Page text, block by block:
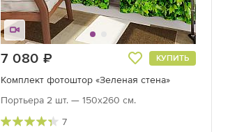
7 080 КУПИТЬ
Комплект фотоштор «Зеленая стена»
Портьера 2 шт. — 150х260 см.
7